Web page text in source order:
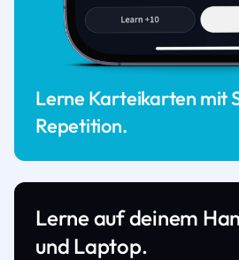
Lerne Karteikarten mit
Repetition.
Lerne auf deinem
und Laptop.